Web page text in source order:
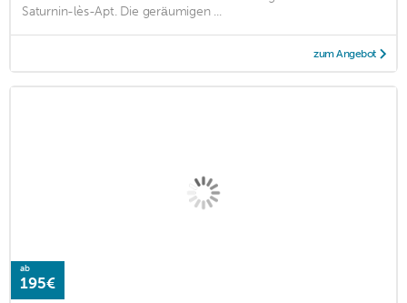
Saturnin-lès-Apt. Die geräumigen ...
zum Angebot
ab
195€